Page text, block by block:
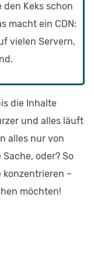
den Keks schon
macht ein CDN:
vielen Servern,
die Inhalte
und alles läuft
alles nur von
oder? So
konzentrieren –
möchten!